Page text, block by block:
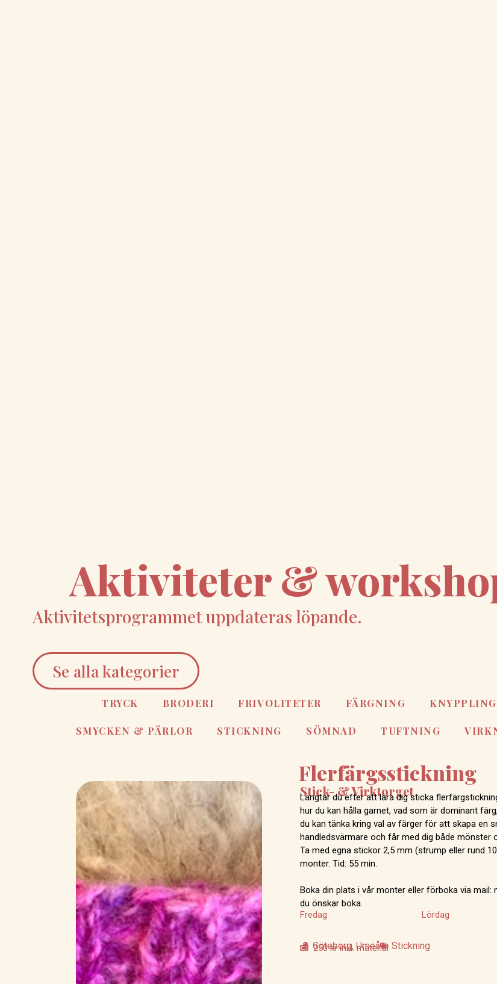
Aktiviteter &
Aktivitetsprogrammet uppdateras löpande.
Se alla kategorier
TRYCK BRODERI FRIVOLITETER FÄRGNING KNYPPLING
SMYCKEN & PÄRLOR STICKNING SÖMNAD TUFTNING
Flerfärgsstickning
Stick- & Virktorget
Längtar du efter att lära dig sticka
hur du kan hålla garnet, vad som är dominant
du kan tänka kring val av färger för att skapa en
handledsvärmare och får med dig både
Ta med egna stickor 2,5 mm (strump eller rund
monter. Tid: 55 min.
Boka din plats i vår monter eller förboka via mail:
du önskar boka.
Fredag
Lördag
Göteborg, Umeå Stickning
250 kr inkl. material